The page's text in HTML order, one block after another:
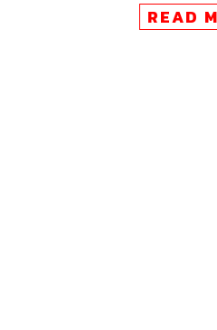
เกี่ยวข้องกับความสบายใจและ
เวลาที่คัดเลือกผลิตภัณฑ์ผมคิดเ
READ